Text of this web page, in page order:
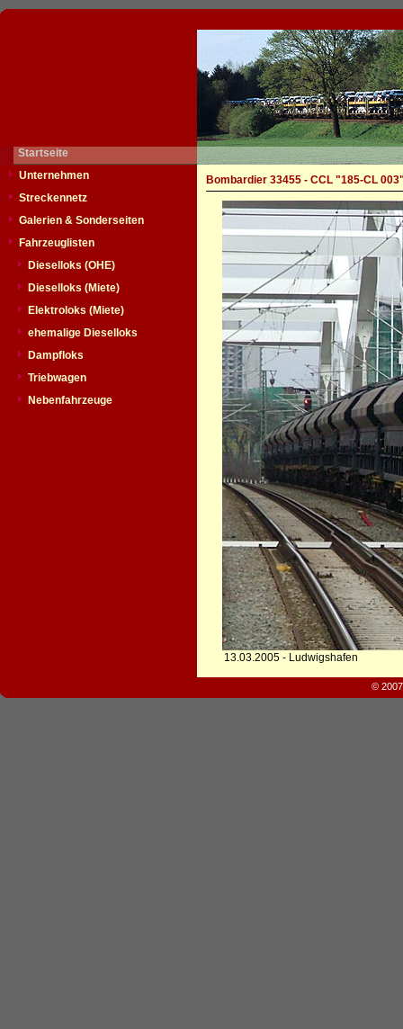
Startseite
Unternehmen
Streckennetz
Galerien & Sonderseiten
Fahrzeuglisten
Dieselloks (OHE)
Dieselloks (Miete)
Elektroloks (Miete)
ehemalige Dieselloks
Dampfloks
Triebwagen
Nebenfahrzeuge
Bombardier 33455 - CCL "185-CL
13.03.2005 - Ludwigshafen
©